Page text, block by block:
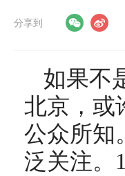
分享到
如果不
北京，或
公众所知
泛关注。